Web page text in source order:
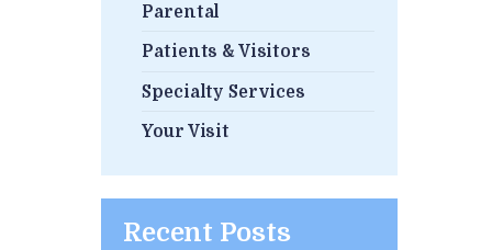
Parental
Patients & Visitors
Specialty Services
Your Visit
Recent Posts